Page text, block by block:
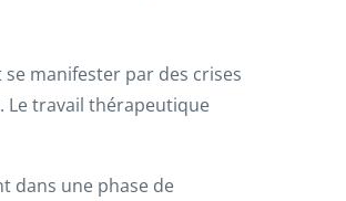
se manifester par des crises
Le travail thérapeutique
dans une phase de